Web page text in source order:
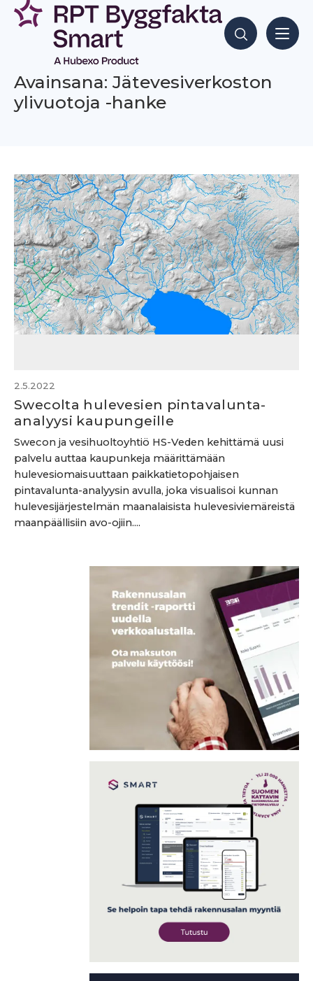
Siirry
sisältöön
Hae sisältöjä
Avainsana: Jätevesiverkoston
ylivuotoja -hanke
2.5.2022
Swecolta hulevesien pintavalunta-
analyysi kaupungeille
Swecon ja vesihuoltoyhtiö HS-Veden kehittämä uusi
palvelu auttaa kaupunkeja määrittämään
hulevesiomaisuuttaan paikkatietopohjaisen
pintavalunta-analyysin avulla, joka visualisoi kunnan
hulevesijärjestelmän maanalaisista hulevesiviemäreistä
maanpäällisiin avo-ojiin....